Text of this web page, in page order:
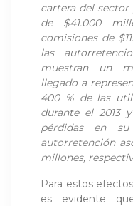
cartera del
de $41.000
comisiones de
las
muestran un
llegado a
400 % de las
durante el 2013
pérdidas en
autorretención
millones,
Para estos
es evidente